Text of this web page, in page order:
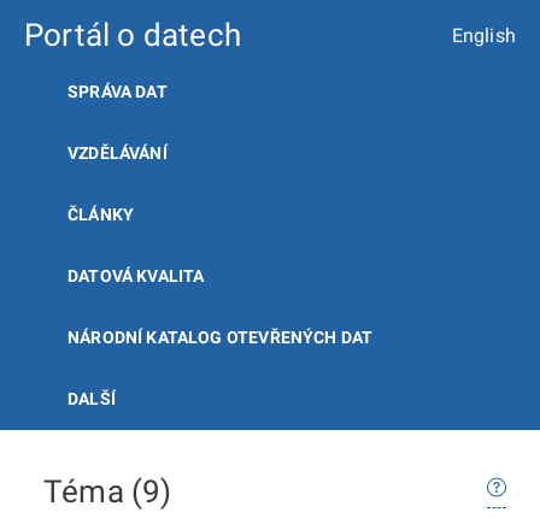
Portál o datech English
SPRÁVA DAT
VZDĚLÁVÁNÍ
ČLÁNKY
DATOVÁ KVALITA
NÁRODNÍ KATALOG OTEVŘENÝCH DAT
DALŠÍ
Téma (9)